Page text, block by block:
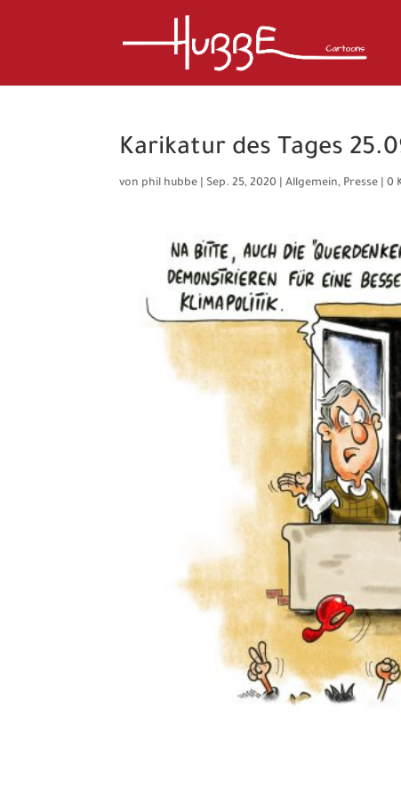
Karikatur des Tages
von phil hubbe Sep. 25, 2020 |Allgemein, Presse |0